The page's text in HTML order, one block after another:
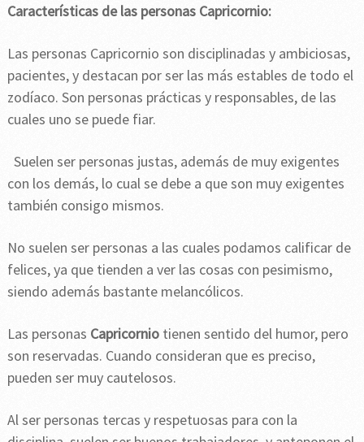
Características de las personas Capricornio:
Las personas Capricornio son disciplinadas y ambiciosas,
pacientes, y destacan por ser las más estables de todo el
zodíaco. Son personas prácticas y responsables, de las
cuales uno se puede fiar.
Suelen ser personas justas, además de muy exigentes
con los demás, lo cual se debe a que son muy exigentes
también consigo mismos.
No suelen ser personas a las cuales podamos calificar de
felices, ya que tienden a ver las cosas con pesimismo,
siendo además bastante melancólicos.
Las personas Capricorniotienen sentido del humor, pero
son reservadas. Cuando consideran que es preciso,
pueden ser muy cautelosos.
Al ser personas tercas y respetuosas para con la